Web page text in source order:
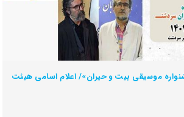
به «جشنواره موسیقی بیت و حیران»/ اعلام اسامی هیئت